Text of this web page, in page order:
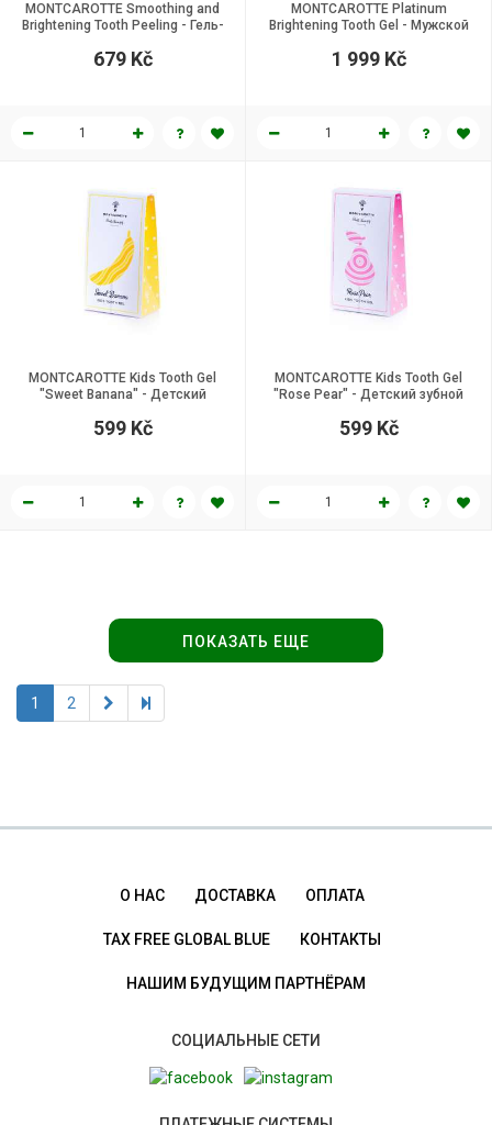
MONTCAROTTE Smoothing and
Brightening Tooth Peeling - Гель-
выравнивания цвета и
679 Kč
MONTCAROTTE Platinum
Brightening Tooth Gel - Мужской
сияние", 60 мл.
1 999 Kč
MONTCAROTTE Kids Tooth Gel
"Sweet Banana" - Детский
мл.
599 Kč
MONTCAROTTE Kids Tooth Gel
"Rose Pear" - Детский зубной
599 Kč
ПОКАЗАТЬ ЕЩЕ
1 2
О НАС ДОСТАВКА ОПЛАТА
TAX FREE GLOBAL BLUE КОНТАКТЫ
НАШИМ БУДУЩИМ ПАРТНЁРАМ
СОЦИАЛЬНЫЕ СЕТИ